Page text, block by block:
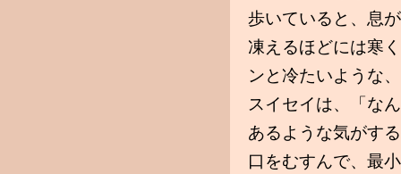
歩いていると、息
凍えるほどには寒
ンと冷たいような
スイセイは、「な
あるような気がす
口をむすんで、最